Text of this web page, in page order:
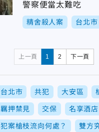
警察便當太難吃
精舍殺人案 台北市
上一頁 1 2 下一頁
台北市 共犯 大安區
羈押禁見 交保 名享酒店
犯案槍枝流向何處？ 雙方